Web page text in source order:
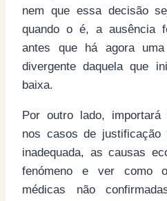
nem que essa decisão
quando o é, a ausência
antes que há agora
divergente daquela que
baixa.
Por outro lado,
nos casos de justificação
inadequada, as causas
fenómeno e ver como
médicas não